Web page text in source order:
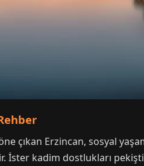
çıkan Erzincan, sosyal
kadim dostlukları